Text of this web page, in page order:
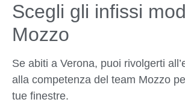
Scegli gli infissi
Mozzo
Se abiti a Verona, puoi rivolgerti
alla competenza del team Mozzo
tue finestre.